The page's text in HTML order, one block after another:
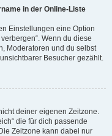
in der Online-Liste
Einstellungen eine Option
Wenn du diese
Moderatoren und du selbst
Besucher gezählt.
deiner eigenen Zeitzone.
die für dich passende
Zeitzone kann dabei nur